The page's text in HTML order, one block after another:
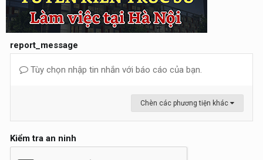
report_message
Tùy chọn nhập tin nhắn với báo cáo của bạn.
Chèn các phương tiện khác
Kiểm tra an ninh